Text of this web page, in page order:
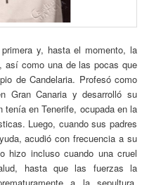
y, hasta el momento, la
así como una de las pocas que
de Candelaria. Profesó como
Gran Canaria y desarrolló su
en Tenerife, ocupada en la
Luego, cuando sus padres
acudió con frecuencia a su
hizo incluso cuando una cruel
hasta que las fuerzas la